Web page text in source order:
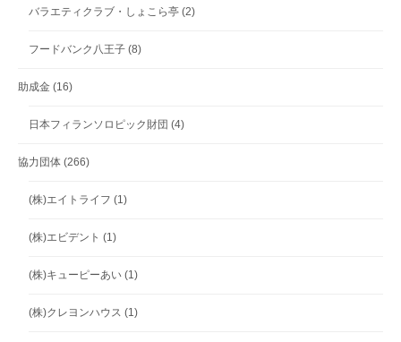
バラエティクラブ・しょこら亭 (2)
フードバンク八王子 (8)
助成金 (16)
日本フィランソロピック財団 (4)
協力団体 (266)
(株)エイトライフ (1)
(株)エビデント (1)
(株)キューピーあい (1)
(株)クレヨンハウス (1)